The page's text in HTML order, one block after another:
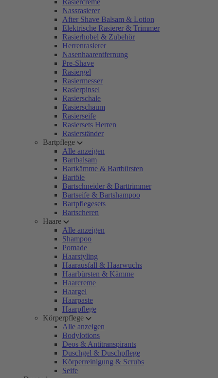
Rasiercreme
Nassrasierer
After Shave Balsam & Lotion
Elektrische Rasierer & Trimmer
Rasierhobel & Zubehör
Herrenrasierer
Nasenhaarentfernung
Pre-Shave
Rasiergel
Rasiermesser
Rasierpinsel
Rasierschale
Rasierschaum
Rasierseife
Rasiersets Herren
Rasierständer
Bartpflege
Alle anzeigen
Bartbalsam
Bartkämme & Bartbürsten
Bartöle
Bartschneider & Barttrimmer
Bartseife & Bartshampoo
Bartpflegesets
Bartscheren
Haare
Alle anzeigen
Shampoo
Pomade
Haarstyling
Haarausfall & Haarwuchs
Haarbürsten & Kämme
Haarcreme
Haargel
Haarpaste
Haarpflege
Körperpflege
Alle anzeigen
Bodylotions
Deos & Antitranspirants
Duschgel & Duschpflege
Körperreinigung & Scrubs
Seife